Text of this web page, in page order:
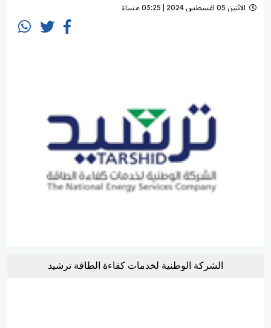
الاثنين 05 اغسطس 2024 | 03:25 مساءً
الشركة الوطنية لخدمات كفاءة الطاقة ترشيد